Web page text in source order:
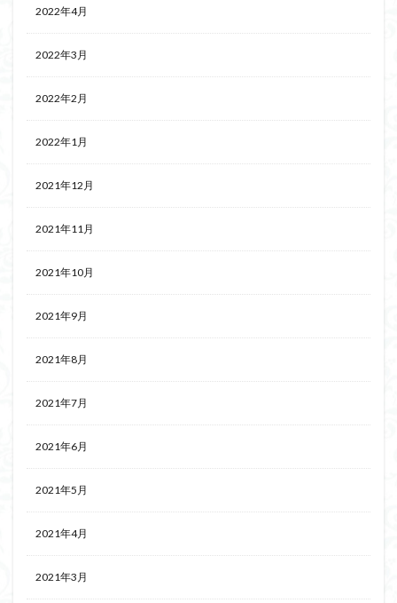
2022年4月
2022年3月
2022年2月
2022年1月
2021年12月
2021年11月
2021年10月
2021年9月
2021年8月
2021年7月
2021年6月
2021年5月
2021年4月
2021年3月